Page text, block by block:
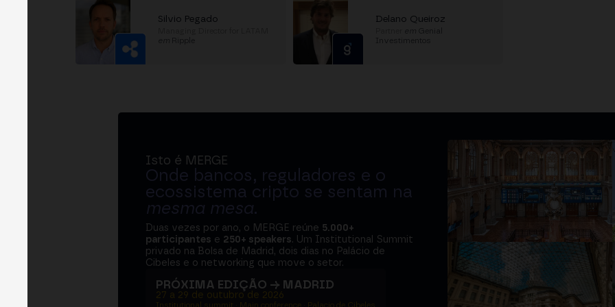
Silvio Pegado Delano Queiroz
Investimentos
Isto é MERGE
Onde bancos, reguladores e o
ecossistema cripto se sentam na
mesma mesa.
Duas vezes por ano, o MERGE reúne 5.000+
participantes e 250+ speakers. Um Institutional Summit
privado na Bolsa de Madrid, dois dias no Palácio de
Cibeles e o networking que move o setor.
PRÓXIMA EDIÇÃO → MADRID
27 a 29 de outubro de 2026